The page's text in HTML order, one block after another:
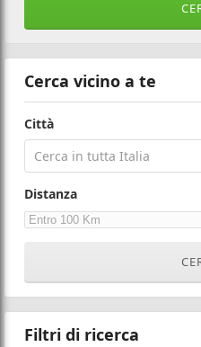
Cerca vicino a te
Città
Distanza
Filtri di ricerca